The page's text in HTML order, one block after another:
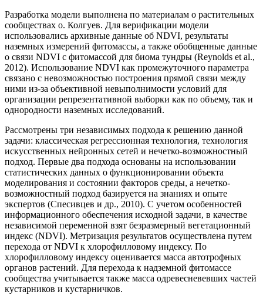
Разработка модели выполнена по материалам о растительных
сообществах о. Колгуев. Для верификации модели
использовались архивные данные об NDVI, результаты
наземных измерений фитомассы, а также обобщенные данные
о связи NDVI с фитомассой для биома тундры (Reynolds et al.,
2012). Использование NDVI как промежуточного параметра
связано с невозможностью построения прямой связи между
ними из-за объективной невыполнимости условий для
организации репрезентативной выборки как по объему, так и
однородности наземных исследований.
Рассмотрены три независимых подхода к решению данной
задачи: классическая регрессионная технология, технология
искусственных нейронных сетей и нечетко-возможностный
подход. Первые два подхода основаны на использовании
статистических данных о функционировании объекта
моделирования и состоянии факторов среды, а нечетко-
возможностный подход базируется на знаниях и опыте
экспертов (Спесивцев и др., 2010). С учетом особенностей
информационного обеспечения исходной задачи, в качестве
независимой переменной взят безразмерный вегетационный
индекс (NDVI). Метризация результатов осуществлена путем
перехода от NDVI к хлорофилловому индексу. По
хлорофилловому индексу оценивается масса автотрофных
органов растений. Для перехода к надземной фитомассе
сообщества учитывается также масса одревесневевших частей
кустарников и кустарничков.